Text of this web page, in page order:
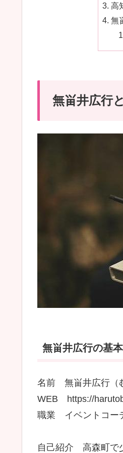
高
無
無畄井広行
無畄井広行の基
名前 無畄井広行（
WEB https://
職業 イベントコー
自己紹介 高森町で